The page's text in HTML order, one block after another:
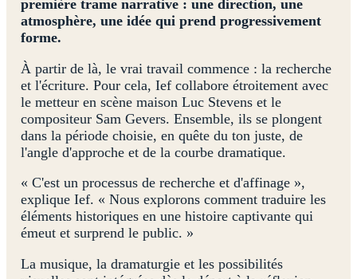
première trame narrative : une direction, une
atmosphère, une idée qui prend progressivement
forme.
À partir de là, le vrai travail commence : la recherche
et l'écriture. Pour cela, Ief collabore étroitement avec
le metteur en scène maison Luc Stevens et le
compositeur Sam Gevers. Ensemble, ils se plongent
dans la période choisie, en quête du ton juste, de
l'angle d'approche et de la courbe dramatique.
« C'est un processus de recherche et d'affinage »,
explique Ief. « Nous explorons comment traduire les
éléments historiques en une histoire captivante qui
émeut et surprend le public. »
La musique, la dramaturgie et les possibilités